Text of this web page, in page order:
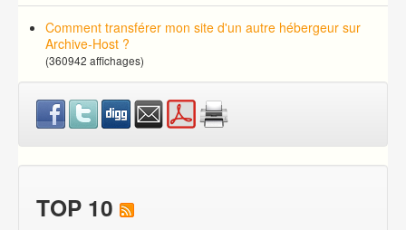
Comment transférer mon site d'un autre hébergeur sur
Archive-Host ?
(360942 affichages)
TOP 10